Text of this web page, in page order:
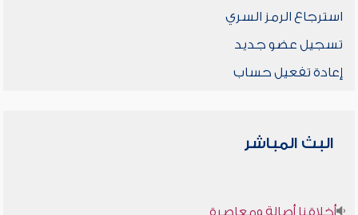
استرجاع الرمز السري
تسجيل عضو جديد
إعادة تفعيل حساب
البث المباشر
أخلاقنا أصالة ومعاصرة